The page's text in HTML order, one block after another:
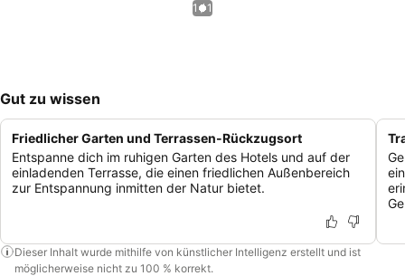
1 / 1
Gut zu wissen
Friedlicher Garten und Terrassen-Rückzugsort
Entspanne dich im ruhigen Garten des Hotels und auf der
einladenden Terrasse, die einen friedlichen Außenbereich
zur Entspannung inmitten der Natur bietet.
Dieser Inhalt wurde mithilfe von künstlicher Intelligenz erstellt und ist
möglicherweise nicht zu 100 % korrekt.